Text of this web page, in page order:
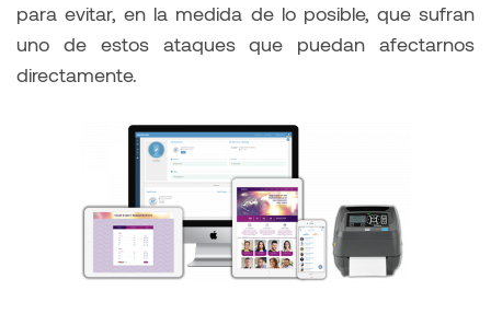
para evitar, en la medida de lo posible, que sufran
uno de estos ataques que puedan afectarnos
directamente.